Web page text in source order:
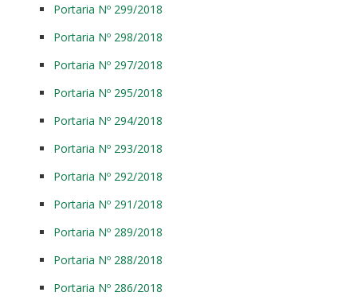
Portaria Nº 299/2018
Portaria Nº 298/2018
Portaria Nº 297/2018
Portaria Nº 295/2018
Portaria Nº 294/2018
Portaria Nº 293/2018
Portaria Nº 292/2018
Portaria Nº 291/2018
Portaria Nº 289/2018
Portaria Nº 288/2018
Portaria Nº 286/2018